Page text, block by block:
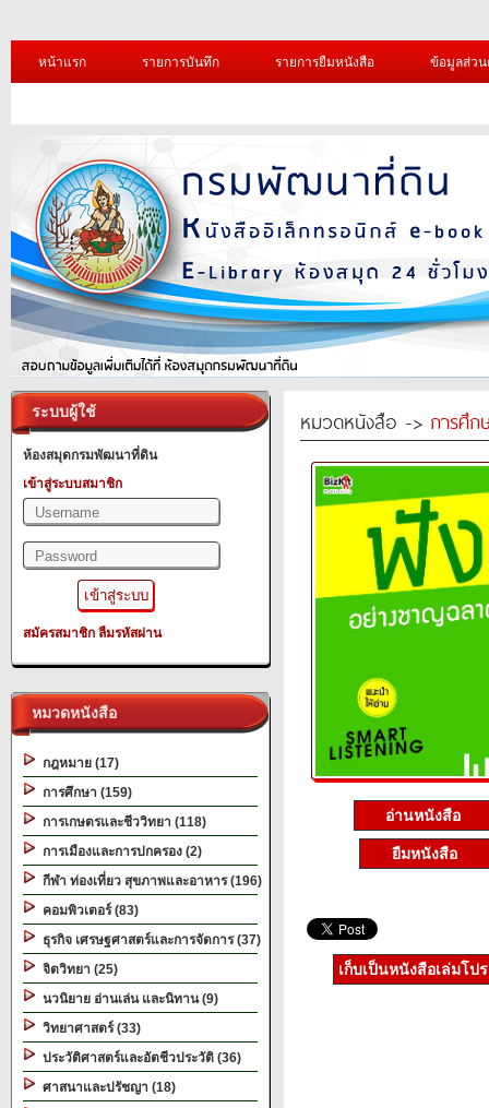
หน้าแรก รายการบันทึก รายการยืมหนังสือ ข้อมูลส่ว
ระบบผู้ใช้
ห้องสมุดกรมพัฒนาที่ดิน
เข้าสู่ระบบสมาชิก
สมัครสมาชิก ลืมรหัสผ่าน
หมวดหนังสือ
กฎหมาย (17)
การศึกษา (159)
การเกษตรและชีววิทยา (118)
การเมืองและการปกครอง (2)
กีฬา ท่องเที่ยว สุขภาพและอาหาร (196)
คอมพิวเตอร์ (83)
ธุรกิจ เศรษฐศาสตร์และการจัดการ (37)
จิตวิทยา (25)
นวนิยาย อ่านเล่น และนิทาน (9)
วิทยาศาสตร์ (33)
ประวัติศาสตร์และอัตชีวประวัติ (36)
ศาสนาและปรัชญา (18)
หมวดหนังสือ -> การศึก
อ่านหนังสือ
ยืมหนังสือ
เก็บเป็นหนังสือเล่มโป